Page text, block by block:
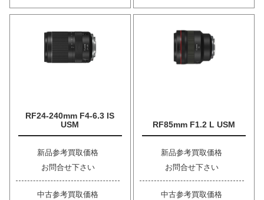
RF24-240mm F4-6.3 IS
USM
新品参考買取価格
お問合せ下さい
中古参考買取価格
RF85mm F1.2 L USM
新品参考買取価格
お問合せ下さい
中古参考買取価格